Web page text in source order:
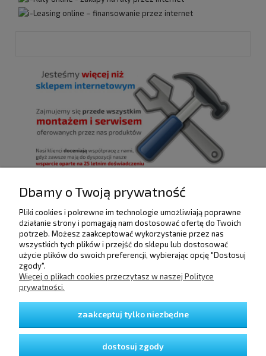
POMOC
DOSTAWA I PŁATNOŚCI
GWARANCJA I ZWROTY
Dbamy o Twoją prywatność
Pliki cookies i pokrewne im technologie umożliwiają poprawne
działanie strony i pomagają nam dostosować ofertę do Twoich
potrzeb. Możesz zaakceptować wykorzystanie przez nas
wszystkich tych plików i przejść do sklepu lub dostosować
użycie plików do swoich preferencji, wybierając opcję "Dostosuj
zgody".
Więcej o plikach cookies przeczytasz w naszej Polityce
prywatności.
zaakceptuj tylko niezbędne
dostosuj zgody